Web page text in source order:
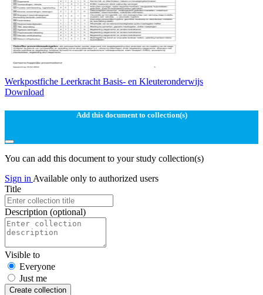
Werkpostfiche Leerkracht Basis- en Kleuteronderwijs
Download
Add this document to collection(s)
You can add this document to your study collection(s)
Sign in Available only to authorized users
Title
Description (optional)
Visible to
Everyone
Just me
Create collection